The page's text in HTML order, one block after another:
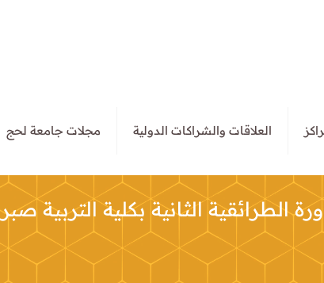
العلاقات والشراكات الدولية مجلات جامعة لحج
الطرائقية الثانية بكلية التربية صبر